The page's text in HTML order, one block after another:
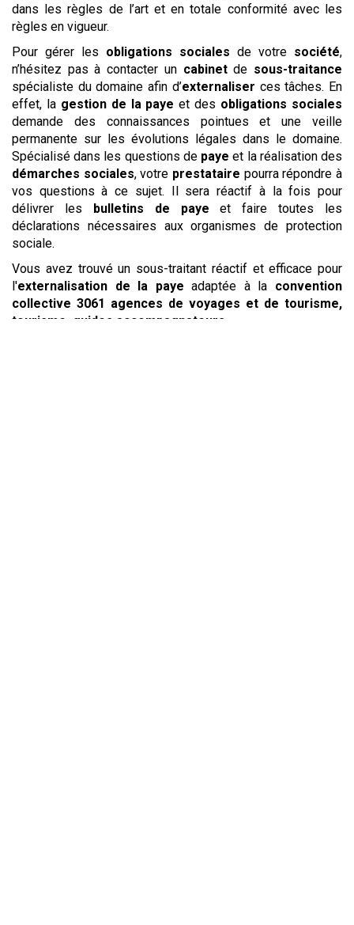
dans les règles de l’art et en totale conformité avec les
règles en vigueur.
Pour gérer les obligations sociales de votre société,
n’hésitez pas à contacter un cabinetde sous-traitance
spécialiste du domaine afin d’externaliser ces tâches. En
effet, la gestion de la paye et des obligations sociales
demande des connaissances pointues et une veille
permanente sur les évolutions légales dans le domaine.
Spécialisé dans les questions de paye et la réalisation des
démarches sociales, votre prestataire pourra répondre à
vos questions à ce sujet. Il sera réactif à la fois pour
délivrer les bulletins de paye et faire toutes les
déclarations nécessaires aux organismes de protection
sociale.
Vous avez trouvé un sous-traitant réactif et efficace pour
l'externalisation de la paye adaptée à la convention
collective 3061 agences de voyages et de tourisme,
tourisme, guides accompagnateurs